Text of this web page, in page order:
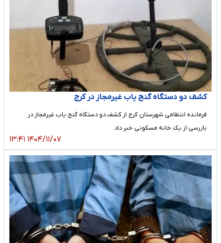
کشف دو دستگاه گنج یاب غیرمجاز در کرج
فرمانده انتظامی شهرستان کرج از کشف دو دستگاه گنج یاب غیرمجاز در
‌بازرسی از یک خانه مسکونی خبر داد‌.
۱۴۰۴/۱۱/۰۷ ۱۳:۴۱